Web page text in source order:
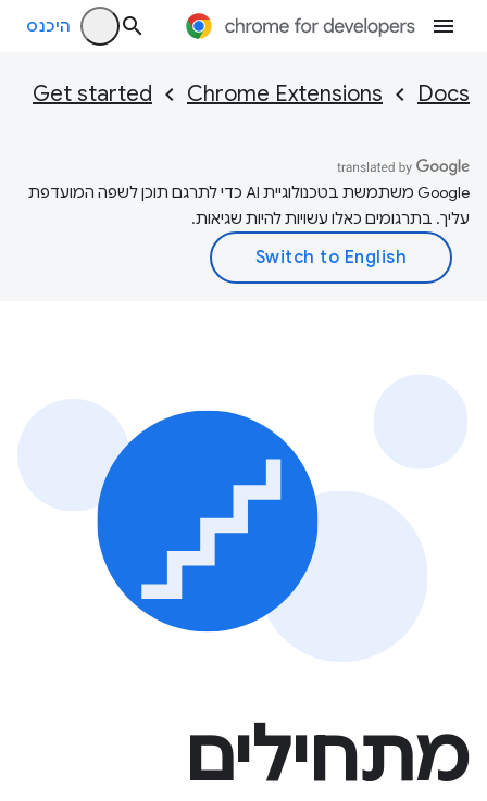
היכנס
Docs
Chrome Extensions
Get started
‫Google משתמשת בטכנולוגיית AI כדי לתרגם תוכן לשפה המועדפת
עליך. בתרגומים כאלו עשויות להיות שגיאות.
מתחילים